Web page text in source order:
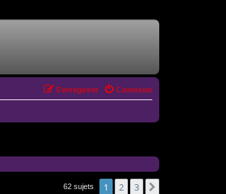
Connexion
S’enregistrer
62 sujets 1 2 3